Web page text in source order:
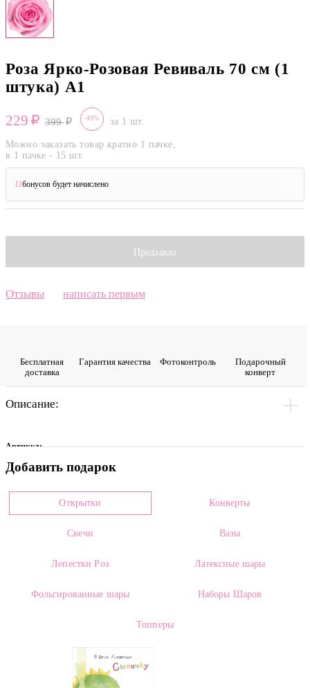
Роза Ярко-Розовая Ревиваль 70 см (1
штука) А1
229 399 -43% за 1 шт.
Можно заказать товар кратно 1 пачке,
в 1 пачке - 15 шт.
11бонусов будет начислено
Предзаказ
Отзывы написать первым
Бесплатная
доставка
Гарантия качества Фото­контроль
Подарочный
конверт
Описание:
Артикул:
0006069
Цвет
Розовый
70.00 см
Добавить подарок
Открытки Конверты
Свечи Вазы
Лепестки Роз Латексные шары
Фольгированные шары Наборы Шаров
Топперы